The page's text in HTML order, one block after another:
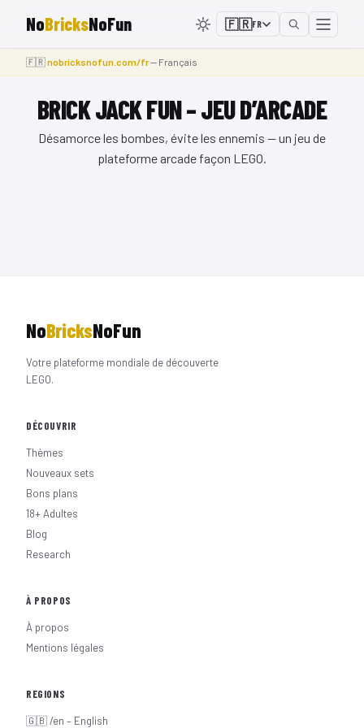
NoBricksNoFun 🇫🇷FR
🇫🇷nobricksnofun.com/fr— Français
BRICK JACK FUN – JEU D’ARCADE
Désamorce les bombes, évite les ennemis — un jeu de
plateforme arcade façon LEGO.
NoBricksNoFun
Votre plateforme mondiale de découverte
LEGO.
DÉCOUVRIR
Thèmes
Nouveaux sets
Bons plans
18+ Adultes
Blog
Research
À PROPOS
À propos
Mentions légales
REGIONS
🇬🇧 /en – English